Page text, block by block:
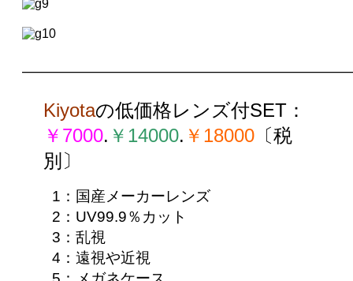
Kiyotaの低価格レンズ付SET：
￥7000. ￥ 14000. ￥ 18000〔税
別 〕
1 ：国産メーカーレンズ
2 ：UV99.9％カット
3 ：乱視
4 ：遠視や近視